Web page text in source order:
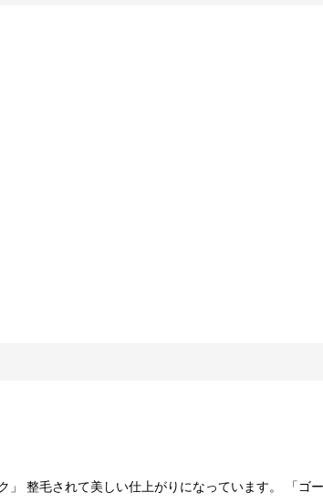
整毛されて美しい仕上がりになっています。 「